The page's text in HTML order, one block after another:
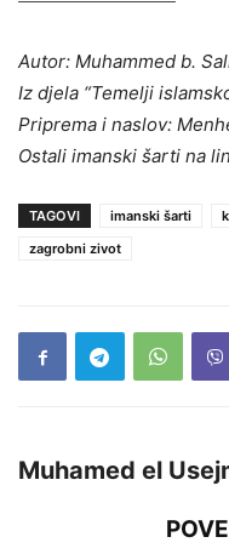
Autor: Muhammed b.
Iz djela “Temelji
Priprema i naslov:
Ostali imanski šarti na
TAGOVI imanski šarti
zagrobni zivot
Muhamed el